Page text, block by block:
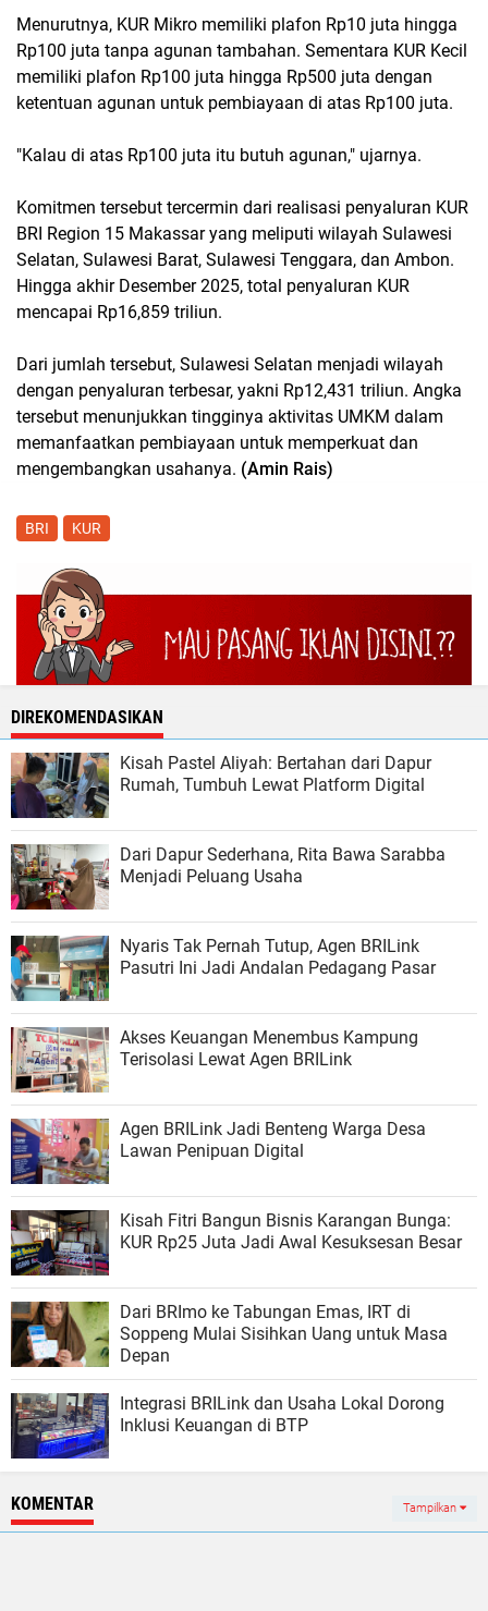
Menurutnya, KUR Mikro memiliki plafon Rp10 juta hingga
Rp100 juta tanpa agunan tambahan. Sementara KUR Kecil
memiliki plafon Rp100 juta hingga Rp500 juta dengan
ketentuan agunan untuk pembiayaan di atas Rp100 juta.
"Kalau di atas Rp100 juta itu butuh agunan," ujarnya.
Komitmen tersebut tercermin dari realisasi penyaluran KUR
BRI Region 15 Makassar yang meliputi wilayah Sulawesi
Selatan, Sulawesi Barat, Sulawesi Tenggara, dan Ambon.
Hingga akhir Desember 2025, total penyaluran KUR
mencapai Rp16,859 triliun.
Dari jumlah tersebut, Sulawesi Selatan menjadi wilayah
dengan penyaluran terbesar, yakni Rp12,431 triliun. Angka
tersebut menunjukkan tingginya aktivitas UMKM dalam
memanfaatkan pembiayaan untuk memperkuat dan
mengembangkan usahanya. (Amin Rais)
BRI KUR
DIREKOMENDASIKAN
Kisah Pastel Aliyah: Bertahan dari Dapur
Rumah, Tumbuh Lewat Platform Digital
Dari Dapur Sederhana, Rita Bawa Sarabba
Menjadi Peluang Usaha
Nyaris Tak Pernah Tutup, Agen BRILink
Pasutri Ini Jadi Andalan Pedagang Pasar
Akses Keuangan Menembus Kampung
Terisolasi Lewat Agen BRILink
Agen BRILink Jadi Benteng Warga Desa
Lawan Penipuan Digital
Kisah Fitri Bangun Bisnis Karangan Bunga:
KUR Rp25 Juta Jadi Awal Kesuksesan Besar
Dari BRImo ke Tabungan Emas, IRT di
Soppeng Mulai Sisihkan Uang untuk Masa
Depan
Integrasi BRILink dan Usaha Lokal Dorong
Inklusi Keuangan di BTP
KOMENTAR Tampilkan